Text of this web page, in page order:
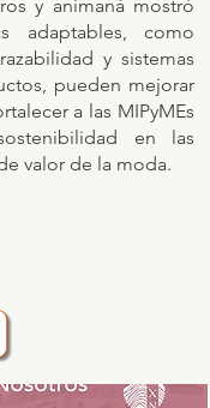
y animaná mostró
adaptables, como
y sistemas
pueden mejorar
a las MIPyMEs
en las
valor de la moda.